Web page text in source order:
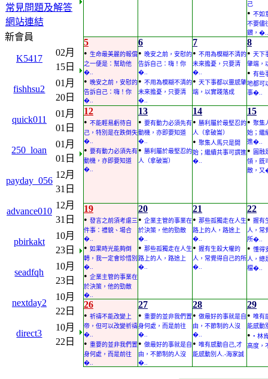
常見問題及解答
網站連結
新會員
K5417
02月
15日
fishhsu2
01月
20日
quick011
01月
01日
250_loan
01月
01日
payday_056
12月
31日
advance010
12月
31日
pbirkakt
10月
23日
seadfqh
10月
23日
nextday2
10月
22日
direct3
10月
22日
己
• 不如
不要儘
鑽，�..
5
• 生命最美麗的報償
之一便是：幫助他
�..
• 晚安之前，安慰的
告訴自己：嗨！你
�..
6
• 晚安之前，安慰的
告訴自己：嗨！你
�..
• 不用為模糊不清的
未來擔憂，只要清
�..
7
• 不用為模糊不清的
未來擔憂，只要清
�..
• 天下事都以靈感肇
端，以實踐落成
8
• 天下
肇端，
• 有些
地都可
事�..
12
• 不能輕易虧待自
己，特別是在跌倒失
�..
• 要有動力必須先有
動機，亦即要知道
�..
13
• 要有動力必須先有
動機，亦即要知道
�..
• 勝利屬於最堅忍的
人（拿破崙）
14
• 勝利屬於最堅忍的
人（拿破崙）
• 聚集人馬只是開
始；繼續共事可謂進
�..
15
• 聚集
始；繼
進�..
•
圓融
領，既
敵，
19
• 發言之前須考慮三
件事：禮貌、場合
�..
• 如果時光能夠倒
轉，我一定會珍惜別
�..
• 企業主管的事業在
於決策，他的勁敵
�..
20
• 企業主管的事業在
於決策，他的勁敵
�..
• 那些孤獨走在人生
路上的人，路途上
�..
21
• 那些孤獨走在人生
路上的人，路途上
�..
• 握有生殺大權的
人，常覺得自己的所
�..
22
• 握有
人，常
所�..
• 懂得
人，總
檔�..
26
• 祈禱不能改變上
帝，但可以改變祈禱
�..
• 重要的並非我們置
身何處，而是前往
�..
27
• 重要的並非我們置
身何處，而是前往
�..
• 做最好的事就是自
由，不節制的人沒
�..
28
• 做最好的事就是自
由，不節制的人沒
�..
• 唯有感動自己,才
能感動別人.-海家誠
29
• 唯有
能感動
• • 林
高度，